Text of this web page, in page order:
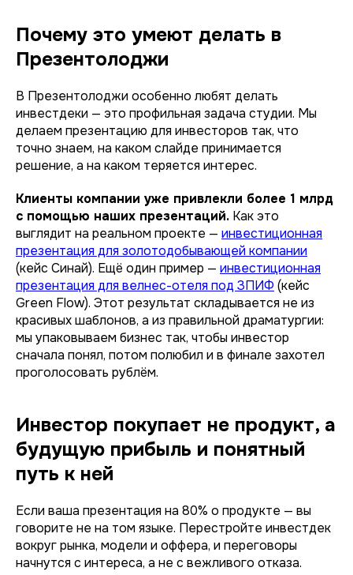
Почему это умеют делать в
Презентолоджи
В Презентолоджи особенно любят делать
инвестдеки — это профильная задача студии. Мы
делаем презентацию для инвесторов так, что
точно знаем, на каком слайде принимается
решение, а на каком теряется интерес.
Клиенты компании уже привлекли более 1 млрд
с помощью наших презентаций. Как это
выглядит на реальном проекте — инвестиционная
презентация для золотодобывающей компании
(кейс Синай). Ещё один пример — инвестиционная
презентация для велнес-отеля под ЗПИФ (кейс
Green Flow). Этот результат складывается не из
красивых шаблонов, а из правильной драматургии:
мы упаковываем бизнес так, чтобы инвестор
сначала понял, потом полюбил и в финале захотел
проголосовать рублём.
Инвестор покупает не продукт, а
будущую прибыль и понятный
путь к ней
Если ваша презентация на 80% о продукте — вы
говорите не на том языке. Перестройте инвестдек
вокруг рынка, модели и оффера, и переговоры
начнутся с интереса, а не с вежливого отказа.